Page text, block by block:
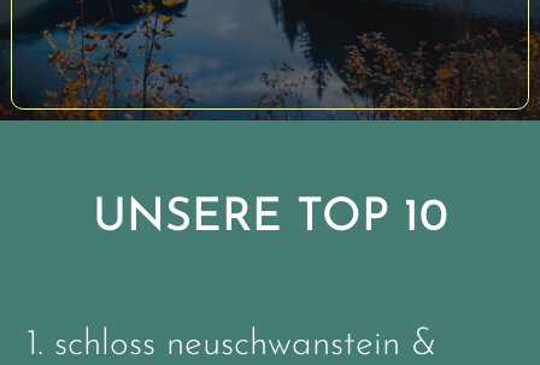
UNSERE TOP 10
1. schloss neuschwanstein &